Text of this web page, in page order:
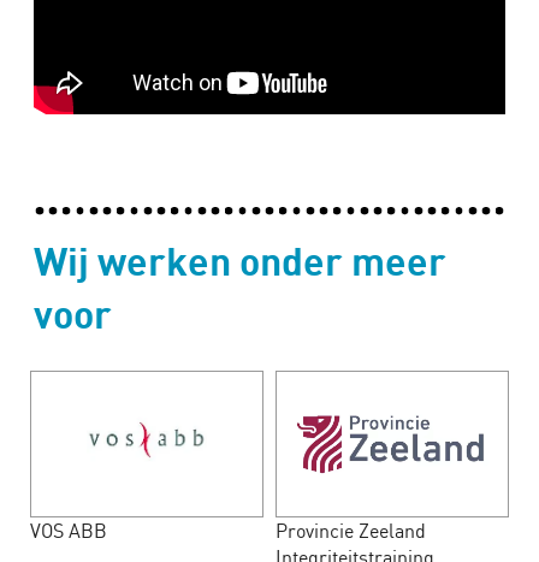
Wij werken onder meer
voor
VOS ABB
Provincie Zeeland
Integriteitstraining